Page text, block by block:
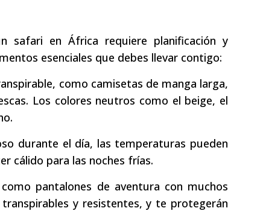
safari en África requiere planificación y
esenciales que debes llevar contigo:
como camisetas de manga larga,
Los colores neutros como el beige, el
durante el día, las temperaturas pueden
cálido para las noches frías.
pantalones de aventura con muchos
y resistentes, y te protegerán